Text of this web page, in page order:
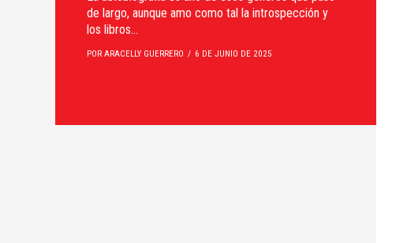
de largo, aunque amo como tal la introspección y
los libros...
POR ARACELLY GUERRERO 6 DE JUNIO DE 2025